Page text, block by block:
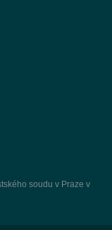
soudu v Praze v